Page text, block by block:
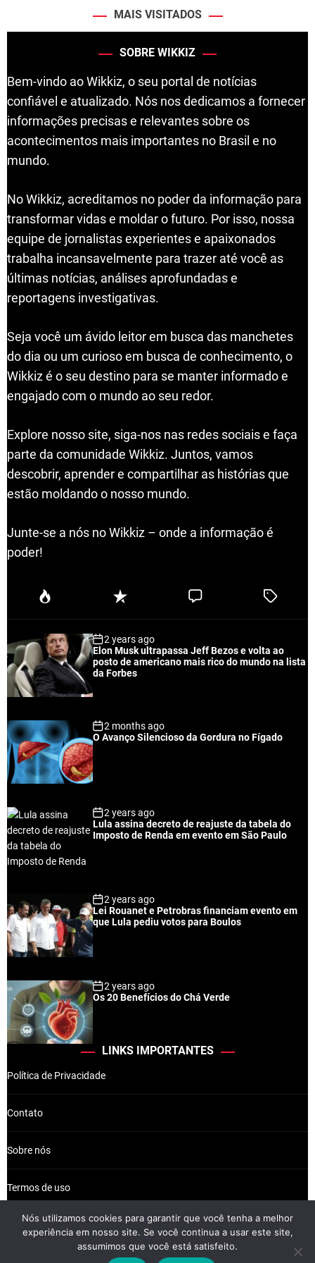
MAIS VISITADOS
SOBRE WIKKIZ
Bem-vindo ao Wikkiz, o seu portal de notícias
confiável e atualizado. Nós nos dedicamos a fornecer
informações precisas e relevantes sobre os
acontecimentos mais importantes no Brasil e no
mundo.
No Wikkiz, acreditamos no poder da informação para
transformar vidas e moldar o futuro. Por isso, nossa
equipe de jornalistas experientes e apaixonados
trabalha incansavelmente para trazer até você as
últimas notícias, análises aprofundadas e
reportagens investigativas.
Seja você um ávido leitor em busca das manchetes
do dia ou um curioso em busca de conhecimento, o
Wikkiz é o seu destino para se manter informado e
engajado com o mundo ao seu redor.
Explore nosso site, siga-nos nas redes sociais e faça
parte da comunidade Wikkiz. Juntos, vamos
descobrir, aprender e compartilhar as histórias que
estão moldando o nosso mundo.
Junte-se a nós no Wikkiz – onde a informação é
poder!
P
u
a
r
R
e
n
t
C
e
T
e
2 years ago
Elon Musk ultrapassa Jeff Bezos e volta ao
posto de americano mais rico do mundo na lista
da Forbes
2 months ago
O Avanço Silencioso da Gordura no Fígado
2 years ago
Lula assina decreto de reajuste da tabela do
Imposto de Renda em evento em São Paulo
2 years ago
Lei Rouanet e Petrobras financiam evento em
que Lula pediu votos para Boulos
2 years ago
Os 20 Benefícios do Chá Verde
LINKS IMPORTANTES
Política de Privacidade
Contato
Sobre nós
Termos de uso
Wikkiz © 2026 Newsreach.
Nós utilizamos cookies para garantir que você tenha a melhor
experiência em nosso site. Se você continua a usar este site,
assumimos que você está satisfeito.